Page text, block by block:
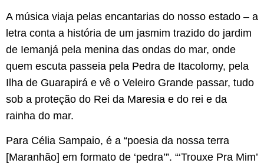
A música viaja pelas encantarias do nosso estado – a
letra conta a história de um jasmim trazido do jardim
de Iemanjá pela menina das ondas do mar, onde
quem escuta passeia pela Pedra de Itacolomy, pela
Ilha de Guarapirá e vê o Veleiro Grande passar, tudo
sob a proteção do Rei da Maresia e do rei e da
rainha do mar.
Para Célia Sampaio, é a “poesia da nossa terra
[Maranhão] em formato de ‘pedra’”. “‘Trouxe Pra Mim’